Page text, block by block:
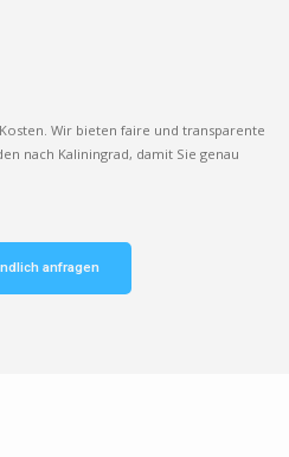
Wir bieten faire und transparente
nach Kaliningrad, damit Sie genau
anfragen